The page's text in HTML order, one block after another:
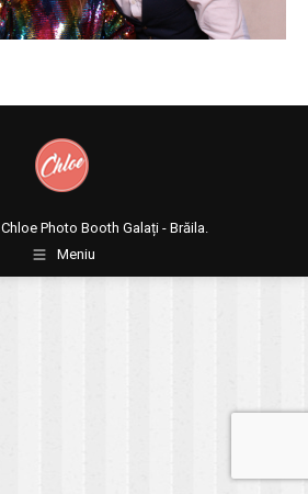
Chloe Photo Booth Galați - Brăila.
Meniu